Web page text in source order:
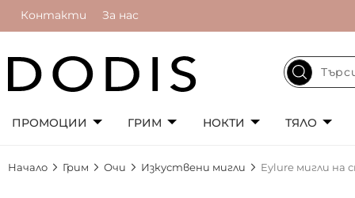
Контакти За нас
ПРОМОЦИИ ГРИМ НОКТИ ТЯЛО
Начало Грим Очи Изкуствени мигли Eylure мигли на